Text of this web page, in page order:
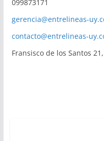
099873171
gerencia@entrelineas-
contacto@entrelineas-
Fransisco de los Santos